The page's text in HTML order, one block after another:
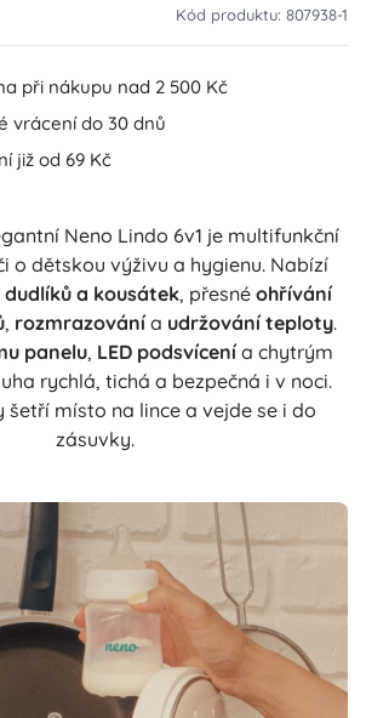
Kód produktu: 807938-1
při nákupu nad 2 500 Kč
vrácení do 30 dnů
již od 69 Kč
Neno Lindo 6v1 je multifunkční
o dětskou výživu a hygienu. Nabízí
a kousátek, přesné ohřívání
, rozmrazovánía udržování teploty.
panelu, LED podsvícenía chytrým
rychlá, tichá a bezpečná i v noci.
šetří místo na lince a vejde se i do
zásuvky.